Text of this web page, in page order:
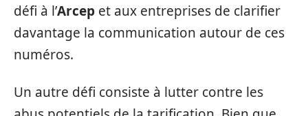
défi à l’Arcep et aux entreprises de clarifier
davantage la communication autour de ces
numéros.
Un autre défi consiste à lutter contre les